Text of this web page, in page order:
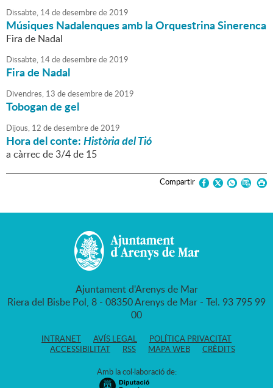
Dissabte, 14dedesembrede2019
Músiques Nadalenques amb la Orquestrina Sinerenca
Fira de Nadal
Dissabte, 14dedesembrede2019
Fira de Nadal
Divendres, 13 dedesembrede2019
Tobogan de gel
Dijous, 12 dedesembrede2019
Hora del conte:Història del Tió
a càrrec de 3/4 de 15
Compartir
Ajuntament d'Arenys de Mar
Riera del Bisbe Pol, 8 - 08350 Arenys de Mar - Tel. 93 795 99
00
INTRANET AVÍS LEGAL
POLÍTICA PRIVACITAT
ACCESSIBILITAT
RSS MAPA WEB CRÈDITS
Amb la col·laboració de: